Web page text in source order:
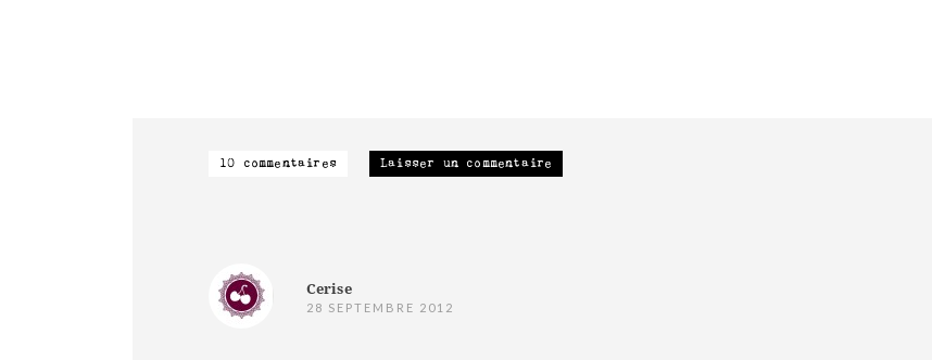
10 commentaires Laisser un commentaire
Cerise
28 SEPTEMBRE 2012